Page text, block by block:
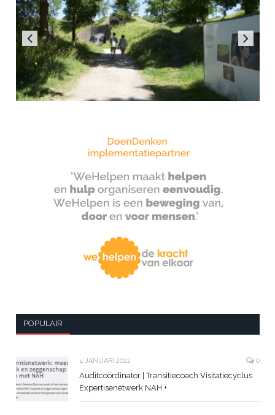
POPULAIR
4 JANUARI 2022 0
Auditcoördinator | Transitiecoach Visitatiecyclus
Expertisenetwerk NAH +